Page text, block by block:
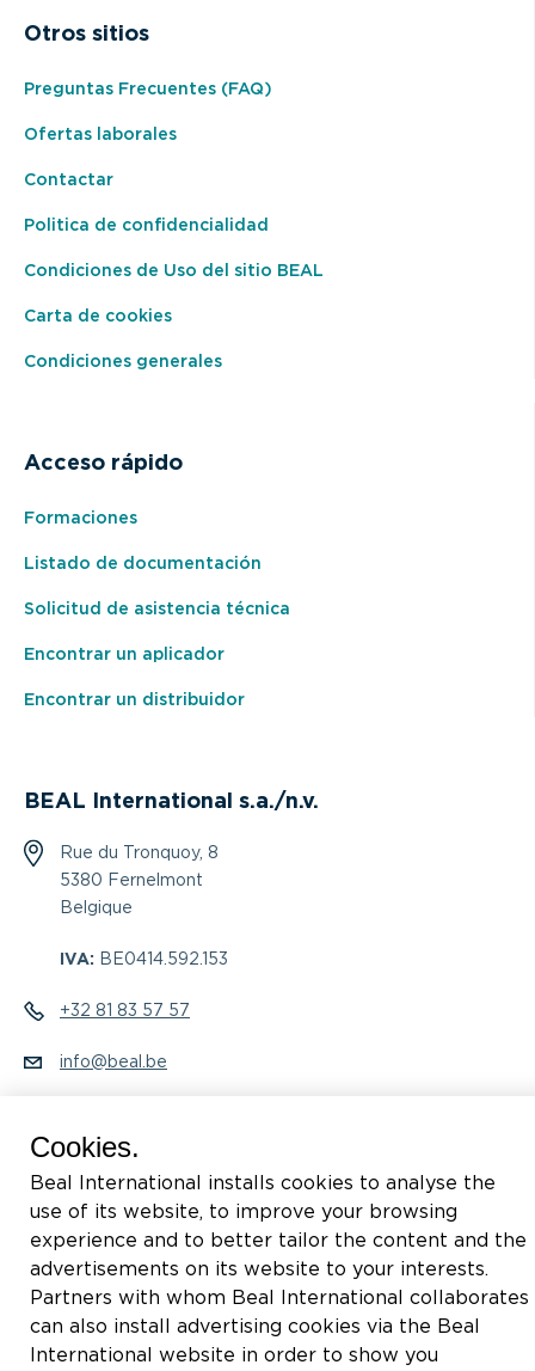
Otros sitios
Preguntas Frecuentes (FAQ)
Ofertas laborales
Contactar
Politica de confidencialidad
Condiciones de Uso del sitio BEAL
Carta de cookies
Condiciones generales
Acceso rápido
Formaciones
Listado de documentación
Solicitud de asistencia técnica
Encontrar un aplicador
Encontrar un distribuidor
BEAL International s.a./n.v.
Rue du Tronquoy, 8
5380 Fernelmont
Belgique
IVA: BE0414.592.153
+32 81 83 57 57
info@beal.be
Síganos
2026 © Beal International SA
Cookies.
Beal International installs cookies to analyse the
use of its website, to improve your browsing
experience and to better tailor the content and the
advertisements on its website to your interests.
Partners with whom Beal International collaborates
can also install advertising cookies via the Beal
International website in order to show you